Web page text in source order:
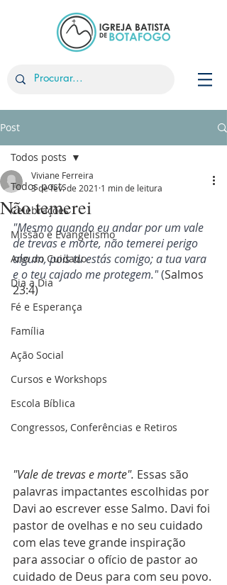
Post
Todos posts
Celebrações
Missão e Evangelismo
Ano do Cuidado
Dia a Dia
Fé e Esperança
Família
Ação Social
Cursos e Workshops
Escola Bíblica
Congressos, Conferências e Retiros
Todos posts
Não temerei
Viviane Ferreira
3 de fev. de 2021 1 min de leitura
"Mesmo quando eu andar por um vale
de trevas e morte, não temerei perigo
algum, pois tu estás comigo; a tua vara
e o teu cajado me protegem." (Salmos
23:4)
"Vale de trevas e morte". Essas são
palavras impactantes escolhidas por
Davi ao escrever esse Salmo. Davi foi
pastor de ovelhas e no seu cuidado
com elas teve grande inspiração
para associar o ofício de pastor ao
cuidado de Deus para com seu povo.